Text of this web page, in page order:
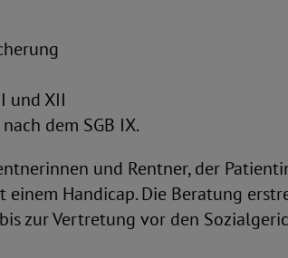
und XII
dem SGB IX.
und Rentner, der
Handicap. Die Beratung
zur Vertretung vor den